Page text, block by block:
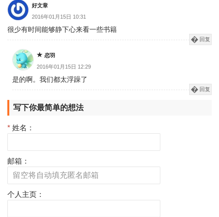
好文章
2016年01月15日 10:31
很少有时间能够静下心来看一些书籍
回复
恋羽
2016年01月15日 12:29
是的啊。我们都太浮躁了
回复
写下你最简单的想法
* 姓名：
邮箱：
个人主页：